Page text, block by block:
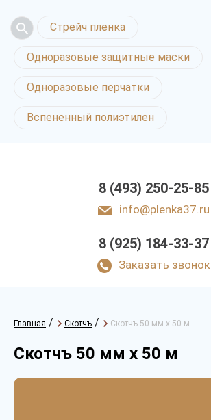
Стрейч пленка
Одноразовые защитные маски
Одноразовые перчатки
Вспененный полиэтилен
8 (493) 250-25-85
info@plenka37.ru
8 (925) 184-33-37
Заказать звонок
Главная / Скотчъ / Скотчъ 50 мм х 50 м
Скотчъ 50 мм х 50 м